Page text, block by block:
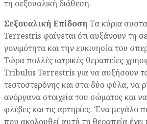
τη σεξουαλική διάθεση.
Σεξουαλική Επίδοση Τα κύρια
Terrestris φαίνεται ότι αυξάνουν τη
γονιμότητα και την ευκινησία του
Τώρα πολλές ιατρικές θεραπείες
Tribulus Terrestris για να αυξήσουν
τεστοστερόνης και στα δύο φύλα, να
ανόργανα στοιχεία του σώματος και
φλέβες και τις αρτηρίες. Ένα μεγάλο
που ακολουθεί αυτή τη θεραπεία έχει